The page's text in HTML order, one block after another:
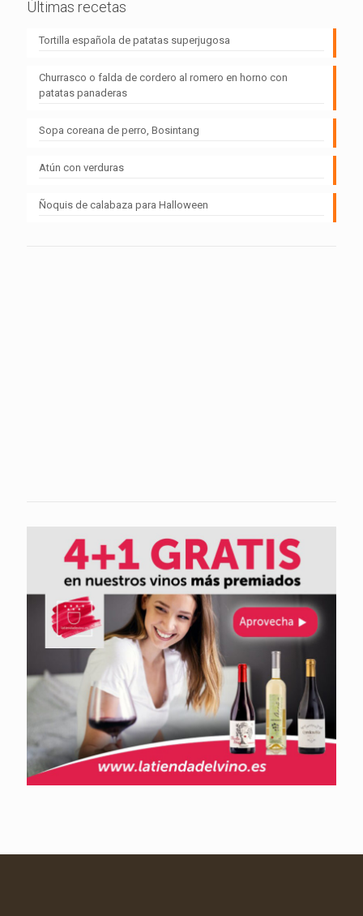
Últimas recetas
Tortilla española de patatas superjugosa
Churrasco o falda de cordero al romero en horno con
patatas panaderas
Sopa coreana de perro, Bosintang
Atún con verduras
Ñoquis de calabaza para Halloween